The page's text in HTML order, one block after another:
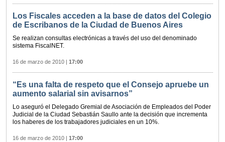
Los Fiscales acceden a la base de datos del Colegio
de Escribanos de la Ciudad de Buenos Aires
Se realizan consultas electrónicas a través del uso del denominado
sistema FiscalNET.
16 de marzo de 2010 17:00
“Es una falta de respeto que el Consejo apruebe un
aumento salarial sin avisarnos”
Lo aseguró el Delegado Gremial de Asociación de Empleados del Poder
Judicial de la Ciudad Sebastián Saullo ante la decisión que incrementa
los haberes de los trabajadores judiciales en un 10%.
16 de marzo de 2010 17:00